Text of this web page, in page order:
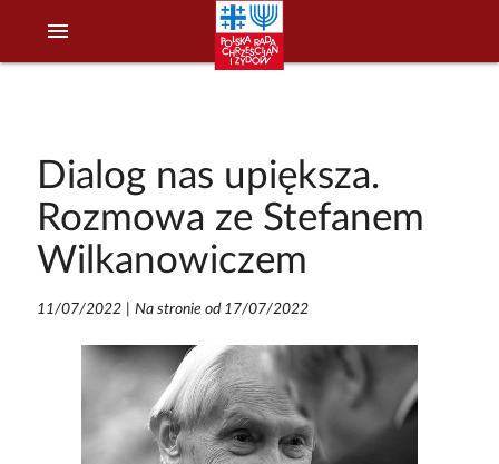
menu
Dialog nas upiększa.
Rozmowa ze Stefanem
Wilkanowiczem
11/07/2022| Na stronie od 17/07/2022